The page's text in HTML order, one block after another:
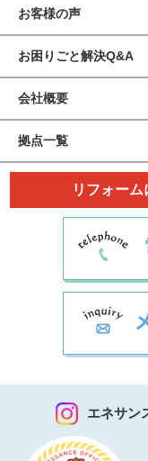
お客様の声
お困りごと解決Q&A
会社概要
拠点一覧
リフォー
エネサン